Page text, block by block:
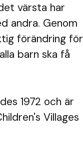
värsta har
andra. Genom
förändring för
barn ska få
1972 och är
Villages